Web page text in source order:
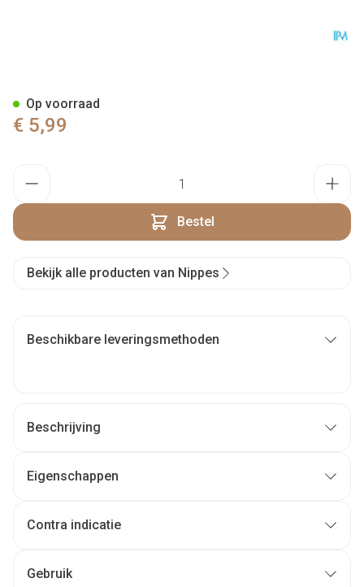
€ 5,99
Bestel
Op voorraad
Bekijk alle producten van Nippes
Beschikbare leveringsmethoden
Beschrijving
Eigenschappen
Contra indicatie
Gebruik